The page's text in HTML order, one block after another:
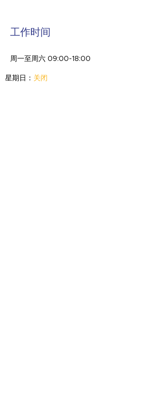
工作时间
周一至周六 09:00-18:00
星期日： 关闭